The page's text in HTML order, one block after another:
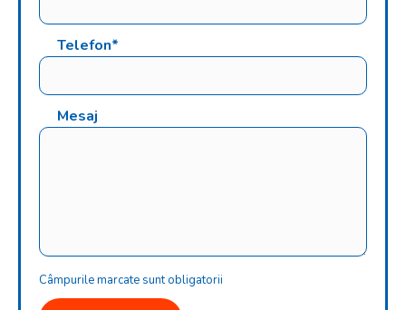
Telefon*
Mesaj
Câmpurile marcate sunt obligatorii